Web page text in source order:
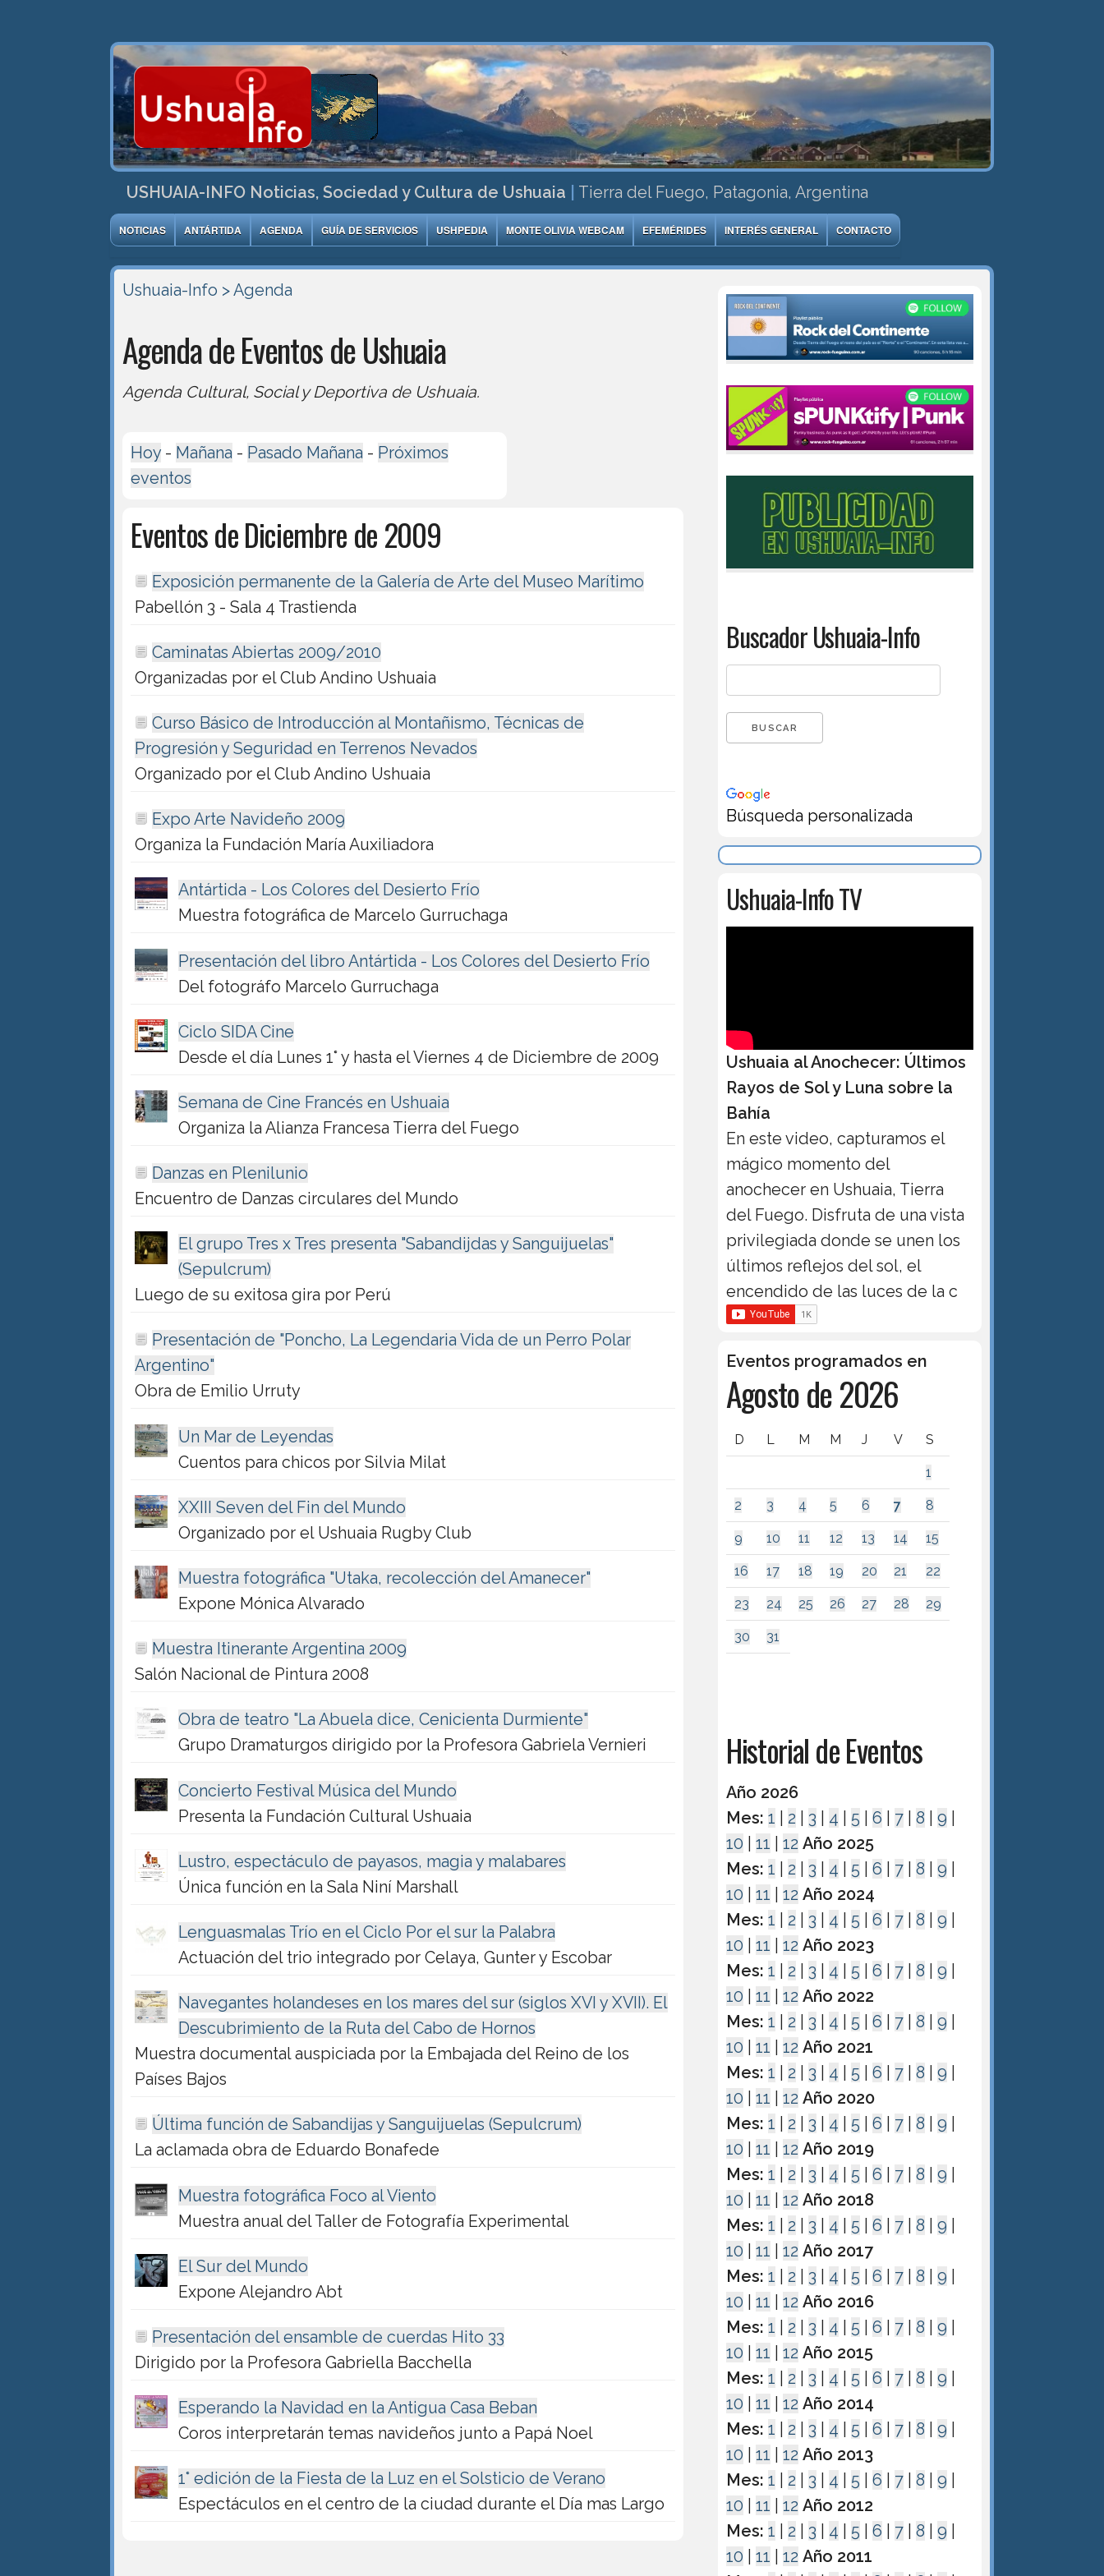
USHUAIA-INFO Noticias, Sociedad y Cultura de Ushuaia Tierra del Fuego, Patagonia, Argentina
NOTICIAS ANTÁRTIDA AGENDA GUÍA DE SERVICIOS USHPEDIA MONTE OLIVIA WEBCAM EFEMÉRIDES INTERÉS GENERAL CONTACTO
Ushuaia-Info > Agenda
Agenda de Eventos de Ushuaia
Agenda Cultural, Social y Deportiva de Ushuaia.
Hoy - Mañana - Pasado Mañana - Próximos
eventos
Eventos de Diciembre de 2009
Exposición permanente de la Galería de Arte del Museo Marítimo
Pabellón 3 - Sala 4 Trastienda
Caminatas Abiertas 2009/2010
Organizadas por el Club Andino Ushuaia
Curso Básico de Introducción al Montañismo, Técnicas de
Progresión y Seguridad en Terrenos Nevados
Organizado por el Club Andino Ushuaia
Expo Arte Navideño 2009
Organiza la Fundación María Auxiliadora
Antártida - Los Colores del Desierto Frío
Muestra fotográfica de Marcelo Gurruchaga
Presentación del libro Antártida - Los Colores del Desierto Frío
Del fotográfo Marcelo Gurruchaga
Ciclo SIDA Cine
Desde el día Lunes 1° y hasta el Viernes 4 de Diciembre de 2009
Semana de Cine Francés en Ushuaia
Organiza la Alianza Francesa Tierra del Fuego
Danzas en Plenilunio
Encuentro de Danzas circulares del Mundo
El grupo Tres x Tres presenta "Sabandijdas y Sanguijuelas"
(Sepulcrum)
Luego de su exitosa gira por Perú
Presentación de "Poncho, La Legendaria Vida de un Perro Polar
Argentino"
Obra de Emilio Urruty
Un Mar de Leyendas
Cuentos para chicos por Silvia Milat
XXIII Seven del Fin del Mundo
Organizado por el Ushuaia Rugby Club
Muestra fotográfica "Utaka, recolección del Amanecer"
Expone Mónica Alvarado
Muestra Itinerante Argentina 2009
Salón Nacional de Pintura 2008
Obra de teatro "La Abuela dice, Cenicienta Durmiente"
Grupo Dramaturgos dirigido por la Profesora Gabriela Vernieri
Concierto Festival Música del Mundo
Presenta la Fundación Cultural Ushuaia
Lustro, espectáculo de payasos, magia y malabares
Única función en la Sala Niní Marshall
Lenguasmalas Trío en el Ciclo Por el sur la Palabra
Actuación del trio integrado por Celaya, Gunter y Escobar
Navegantes holandeses en los mares del sur (siglos XVI y XVII). El
Descubrimiento de la Ruta del Cabo de Hornos
Muestra documental auspiciada por la Embajada del Reino de los
Países Bajos
Última función de Sabandijas y Sanguijuelas (Sepulcrum)
La aclamada obra de Eduardo Bonafede
Muestra fotográfica Foco al Viento
Muestra anual del Taller de Fotografía Experimental
El Sur del Mundo
Expone Alejandro Abt
Presentación del ensamble de cuerdas Hito 33
Dirigido por la Profesora Gabriella Bacchella
Esperando la Navidad en la Antigua Casa Beban
Coros interpretarán temas navideños junto a Papá Noel
1° edición de la Fiesta de la Luz en el Solsticio de Verano
Espectáculos en el centro de la ciudad durante el Día mas Largo
Buscador Ushuaia-Info
Búsqueda personalizada
Ushuaia-Info TV
Ushuaia al Anochecer: Últimos
Rayos de Sol y Luna sobre la
Bahía
En este video, capturamos el
mágico momento del
anochecer en Ushuaia, Tierra
del Fuego. Disfruta de una vista
privilegiada donde se unen los
últimos reflejos del sol, el
encendido de las luces de la c
Eventos programados en
Agosto de 2026
D L M M J V S
1
2 3 4 5 6 7 8
9 10 11 12 13 14 15
16 17 18 19 20 21 22
23 24 25 26 27 28 29
30 31
Historial de Eventos
Año 2026
Mes: 1 2 3 4 5 |6 7 |8 |9
10 |11 |12 Año 2025
Mes: 1 2 3 4 5 |6 7 |8 |9
10 |11 |12 Año 2024
Mes: 1 2 3 4 5 |6 7 |8 |9
10 |11 |12 Año 2023
Mes: 1 2 3 4 5 |6 7 |8 |9
10 |11 |12 Año 2022
Mes: 1 2 3 4 5 |6 7 |8 |9
10 |11 |12 Año 2021
Mes: 1 2 3 4 5 |6 7 |8 |9
10 |11 |12 Año 2020
Mes: 1 2 3 4 5 |6 7 |8 |9
10 |11 |12 Año 2019
Mes: 1 2 3 4 5 |6 7 |8 |9
10 |11 |12 Año 2018
Mes: 1 2 3 4 5 |6 7 |8 |9
10 |11 |12 Año 2017
Mes: 1 2 3 4 5 |6 7 |8 |9
10 |11 |12 Año 2016
Mes: 1 2 3 4 5 |6 7 |8 |9
10 |11 |12 Año 2015
Mes: 1 2 3 4 5 |6 7 |8 |9
10 |11 |12 Año 2014
Mes: 1 2 3 4 5 |6 7 |8 |9
10 |11 |12 Año 2013
Mes: 1 2 3 4 5 |6 7 |8 |9
10 |11 |12 Año 2012
Mes: 1 2 3 4 5 |6 7 |8 |9
10 |11 |12 Año 2011